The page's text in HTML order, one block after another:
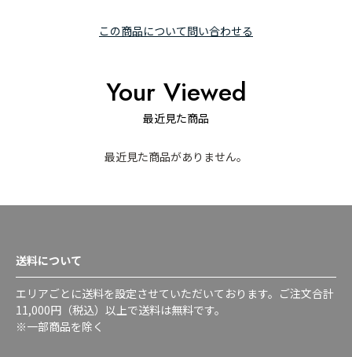
この商品について問い合わせる
Your Viewed
最近見た商品
最近見た商品がありません。
送料について
エリアごとに送料を設定させていただいております。ご注文合計
11,000円（税込）以上で送料は無料です。
※一部商品を除く